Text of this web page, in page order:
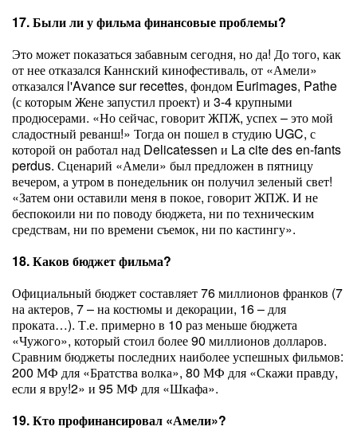
17. Были ли у фильма финансовые проблемы?
Это может показаться забавным сегодня, но да! До того, как
от нее отказался Каннский кинофестиваль, от «Амели»
отказался l'Avance sur recettes, фондом Eurimages, Pathe
(с которым Жене запустил проект) и 3-4 крупными
продюсерами. «Но сейчас, говорит ЖПЖ, успех – это мой
сладостный реванш!» Тогда он пошел в студию UGC, с
которой он работал над Delicatessen и La cite des en-fants
perdus. Сценарий «Амели» был предложен в пятницу
вечером, а утром в понедельник он получил зеленый свет!
«Затем они оставили меня в покое, говорит ЖПЖ. И не
беспокоили ни по поводу бюджета, ни по техническим
средствам, ни по времени съемок, ни по кастингу».
18. Каков бюджет фильма?
Официальный бюджет составляет 76 миллионов франков (7
на актеров, 7 – на костюмы и декорации, 16 – для
проката…). Т.е. примерно в 10 раз меньше бюджета
«Чужого», который стоил более 90 миллионов долларов.
Сравним бюджеты последних наиболее успешных фильмов:
200 МФ для «Братства волка», 80 МФ для «Скажи правду,
если я вру!2» и 95 МФ для «Шкафа».
19. Кто профинансировал «Амели»?